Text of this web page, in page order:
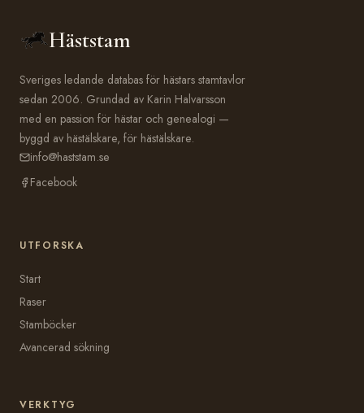
Häststam
Sveriges ledande databas för hästars stamtavlor
sedan 2006. Grundad av Karin Halvarsson
med en passion för hästar och genealogi —
byggd av hästälskare, för hästälskare.
info@haststam.se
Facebook
UTFORSKA
Start
Raser
Stamböcker
Avancerad sökning
VERKTYG